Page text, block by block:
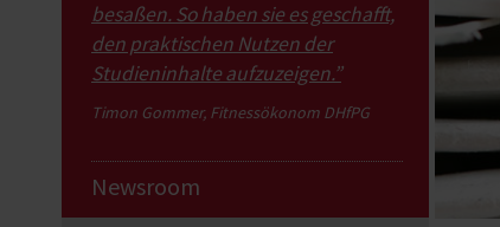
besaßen. So haben sie es geschafft,
den praktischen Nutzen der
Studieninhalte aufzuzeigen.”
Timon Gommer, Fitnessökonom DHfPG
Newsroom